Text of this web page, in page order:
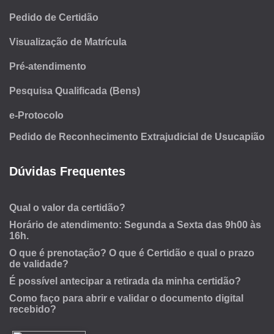
Pedido de Certidão
Visualização de Matrícula
Pré-atendimento
Pesquisa Qualificada (Bens)
e-Protocolo
Pedido de Reconhecimento Extrajudicial de Usucapião
Dúvidas Frequentes
Qual o valor da certidão?
Horário de atendimento: Segunda a Sexta das 9h00 às
16h.
O que é prenotação? O que é Certidão e qual o prazo
de validade?
É possível antecipar a retirada da minha certidão?
Como faço para abrir e validar o documento digital
recebido?